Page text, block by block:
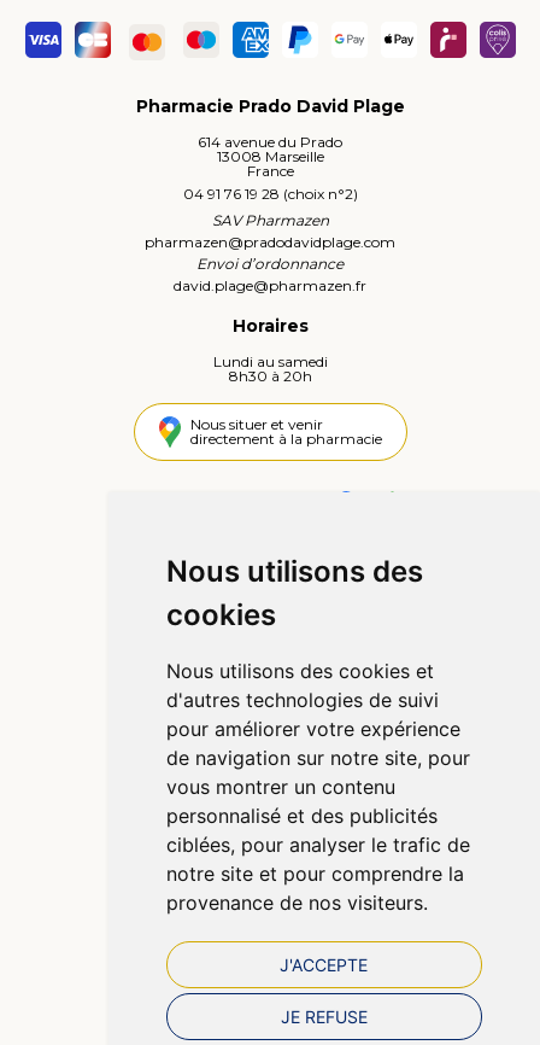
Nous utilisons des
cookies
Nous utilisons des cookies et
d'autres technologies de suivi
pour améliorer votre expérience
de navigation sur notre site, pour
vous montrer un contenu
personnalisé et des publicités
ciblées, pour analyser le trafic de
notre site et pour comprendre la
provenance de nos visiteurs.
J'ACCEPTE
JE REFUSE
Pharmacie Prado David Plage
614 avenue du Prado
13008 Marseille
France
04 91 76 19 28 (choix n°2)
SAV Pharmazen
pharmazen@pradodavidplage.com
Envoi d’ordonnance
david.plage@pharmazen.fr
Horaires
Lundi au samedi
8h30 à 20h
Nous situer et venir
directement à la pharmacie
Informations
Qui sommes-nous ?
Déclarer un effet indésirable
Mentions légales
CGV
Données personnelles
Cookies
Préférences Cookies